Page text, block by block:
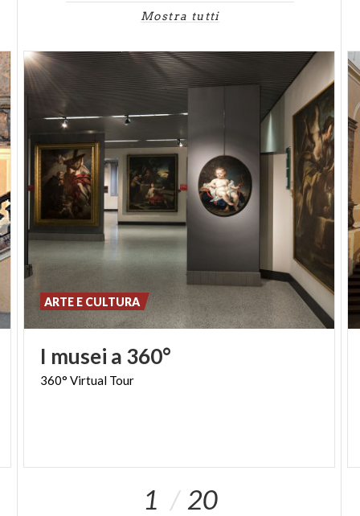
Mostra tutti
I musei a 360°
360° Virtual Tour
ARTE E CULTURA
1 20